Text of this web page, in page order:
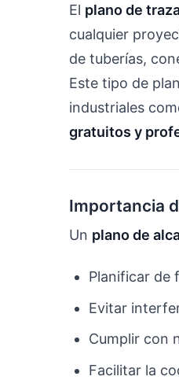
El plano de
cualquier
de tuberías,
Este tipo de
industriales
gratuitos y
Importancia
Un plano de
Planificar de
Evitar
Cumplir con
Facilitar la